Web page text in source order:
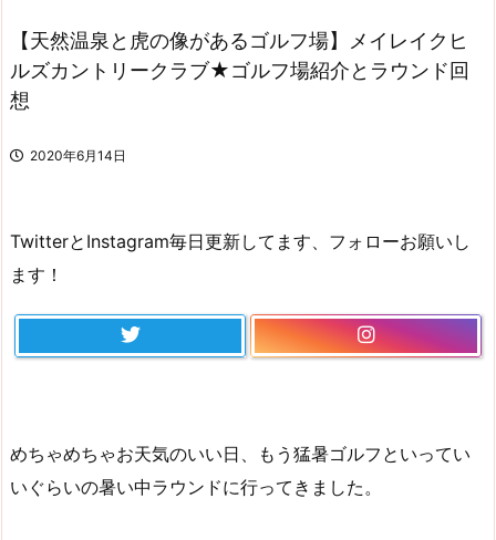
【天然温泉と虎の像があるゴルフ場】メイレイクヒ
ルズカントリークラブ★ゴルフ場紹介とラウンド回
想
2020年6月14日
TwitterとInstagram毎日更新してます、フォローお願いし
ます！
めちゃめちゃお天気のいい日、もう猛暑ゴルフといってい
いぐらいの暑い中ラウンドに行ってきました。